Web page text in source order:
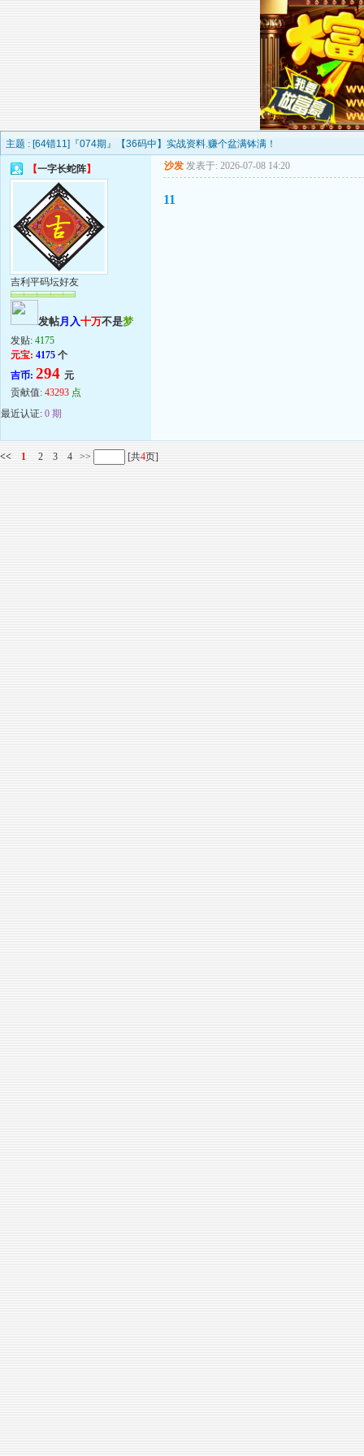
主题 : [64错11]『074期』【36码中】实战资料.赚个盆满钵满！
【一字长蛇阵】
吉利平码坛好友
发帖月入十万不是梦
发贴: 4175
元宝: 4175 个
吉币: 294 元
贡献值: 43293 点
最近认证: 0 期
沙发 发表于: 2026-07-08 14:20
11
<< 1 2 3 4 >> [共4页]